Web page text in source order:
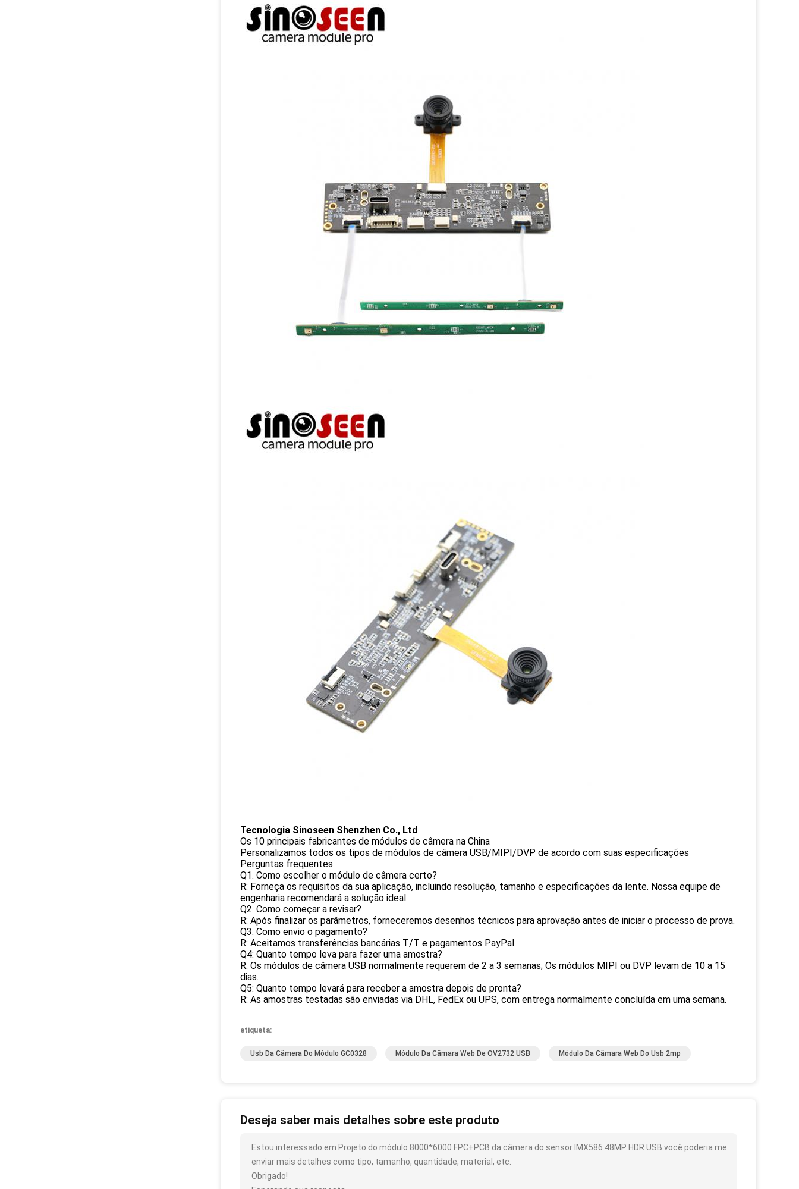
Tecnologia Sinoseen Shenzhen Co., Ltd
Os 10 principais fabricantes de módulos de câmera na China
Personalizamos todos os tipos de módulos de câmera USB/MIPI/DVP de acordo com suas especificações
Perguntas frequentes
Q1. Como escolher o módulo de câmera certo?
R: Forneça os requisitos da sua aplicação, incluindo resolução, tamanho e especificações da lente. Nossa equipe de
engenharia recomendará a solução ideal.
Q2. Como começar a revisar?
R: Após finalizar os parâmetros, forneceremos desenhos técnicos para aprovação antes de iniciar o processo de prova.
Q3: Como envio o pagamento?
R: Aceitamos transferências bancárias T/T e pagamentos PayPal.
Q4: Quanto tempo leva para fazer uma amostra?
R: Os módulos de câmera USB normalmente requerem de 2 a 3 semanas; Os módulos MIPI ou DVP levam de 10 a 15
dias.
Q5: Quanto tempo levará para receber a amostra depois de pronta?
R: As amostras testadas são enviadas via DHL, FedEx ou UPS, com entrega normalmente concluída em uma semana.
etiqueta:
Usb Da Câmera Do Módulo GC0328 Módulo Da Câmara Web De OV2732 USB Módulo Da Câmara Web Do Usb 2mp
Deseja saber mais detalhes sobre este produto
Estou interessado em Projeto do módulo 8000*6000 FPC+PCB da câmera do sensor IMX586 48MP HDR USB você poderia me
enviar mais detalhes como tipo, tamanho, quantidade, material, etc.
Obrigado!